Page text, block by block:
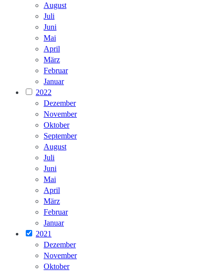
August
Juli
Juni
Mai
April
März
Februar
Januar
2022
Dezember
November
Oktober
September
August
Juli
Juni
Mai
April
März
Februar
Januar
2021
Dezember
November
Oktober